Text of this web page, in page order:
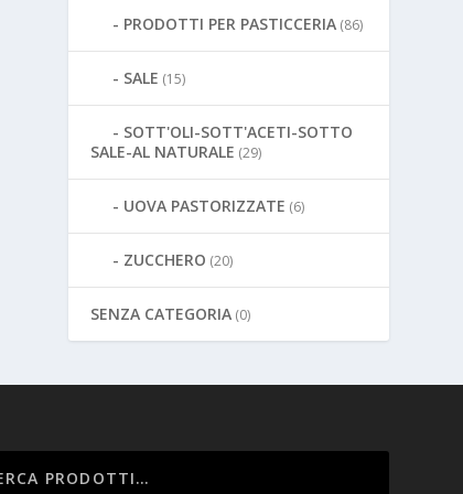
PRODOTTI PER PASTICCERIA (86)
SALE (15)
SOTT'OLI-SOTT'ACETI-SOTTO
SALE-AL NATURALE (29)
UOVA PASTORIZZATE (6)
ZUCCHERO (20)
SENZA CATEGORIA (0)